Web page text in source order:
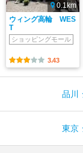
0.1km
ウィング高輪 WES
T
ショッピングモール
3.43
品川
東京